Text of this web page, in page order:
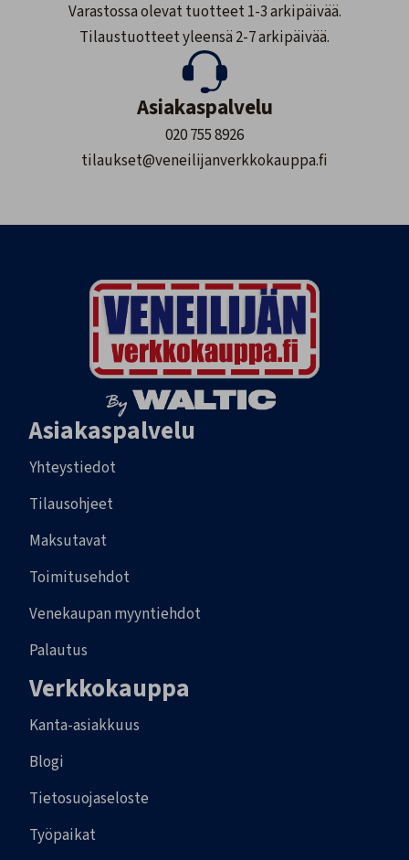
Varastossa olevat tuotteet 1-3 arkipäivää.
Tilaustuotteet yleensä 2-7 arkipäivää.
Asiakaspalvelu
020 755 8926
tilaukset@veneilijanverkkokauppa.fi
Asiakaspalvelu
Yhteystiedot
Tilausohjeet
Maksutavat
Toimitusehdot
Venekaupan myyntiehdot
Palautus
Verkkokauppa
Kanta-asiakkuus
Blogi
Tietosuojaseloste
Työpaikat